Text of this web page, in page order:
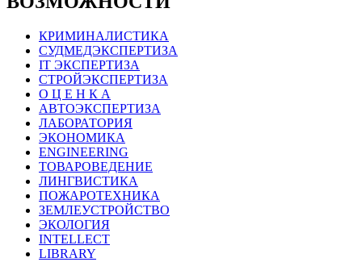
КРИМИНАЛИСТИКА
СУДМЕДЭКСПЕРТИЗА
IT ЭКСПЕРТИЗА
СТРОЙЭКСПЕРТИЗА
О Ц Е Н К А
АВТОЭКСПЕРТИЗА
ЛАБОРАТОРИЯ
ЭКОНОМИКА
ENGINEERING
ТОВАРОВЕДЕНИЕ
ЛИНГВИСТИКА
ПОЖАРОТЕХНИКА
ЗЕМЛЕУСТРОЙСТВО
ЭКОЛОГИЯ
INTELLECT
LIBRARY